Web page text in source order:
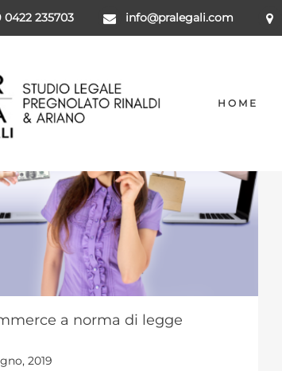
0422 235703 info@pralegali.com
HOME
a norma di legge
2019